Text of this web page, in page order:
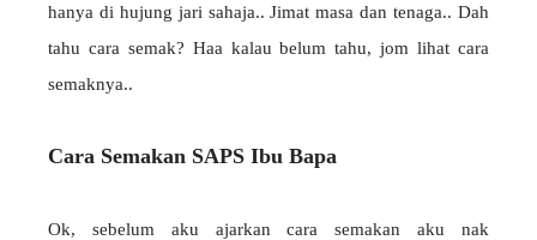
hanya di hujung jari sahaja.. Jimat masa dan tenaga.. Dah
tahu cara semak? Haa kalau belum tahu, jom lihat cara
semaknya..
Cara Semakan SAPS Ibu Bapa
Ok, sebelum aku ajarkan cara semakan aku nak